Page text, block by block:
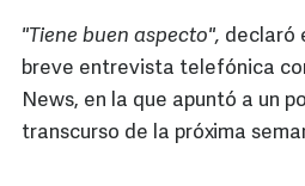
"Tiene buen aspecto", declaró
breve entrevista telefónica
News, en la que apuntó a un
transcurso de la próxima